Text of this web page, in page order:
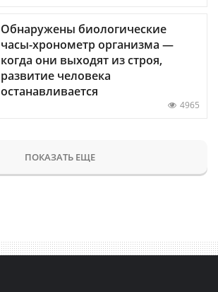
Обнаружены биологические
часы-хронометр организма —
когда они выходят из строя,
развитие человека
останавливается
4965
ПОКАЗАТЬ ЕЩЕ